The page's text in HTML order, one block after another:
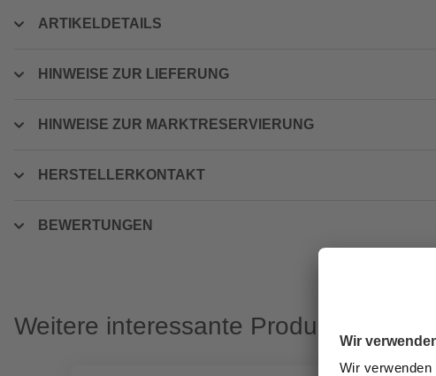
ARTIKELDETAILS
HINWEISE ZUR LIEFERUNG
HINWEISE ZUR MARKTRESERVIERUNG
HERSTELLERKONTAKT
BEWERTUNGEN
Weitere interessante Produkte